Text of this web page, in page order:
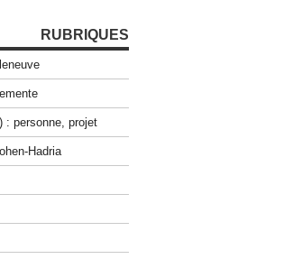
RUBRIQUES
: personne, projet
Hadria